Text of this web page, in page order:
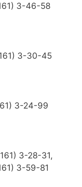
3-46-58
3-30-45
3-24-99
3-28-31,
3-59-81